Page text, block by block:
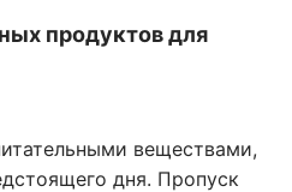
продуктов для
веществами,
дня. Пропуск